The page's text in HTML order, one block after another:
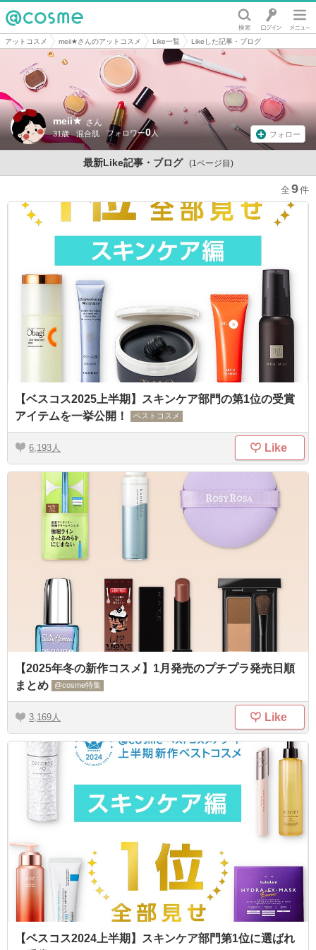
@cosme
アットコスメ meii★さんのアットコスメ Like一覧 Likeした記事・ブログ
meii★ さん
31歳 混合肌 0 フォロー
最新Like記事・ブログ (1ページ目)
9
【ベスコス2025上半期】スキンケア部門の第1位の受賞
アイテムを一挙公開！
ベストコスメ
6,193 Like
【2025年冬の新作コスメ】1月発売のプチプラ発売日順
まとめ
@cosme特集
3,169 Like
【ベスコス2024上半期】スキンケア部門第1位に選ばれ